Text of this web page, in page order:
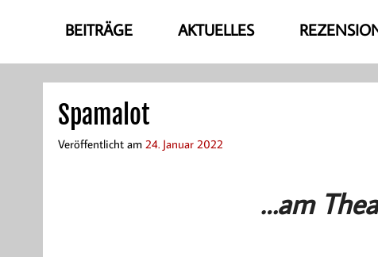
BEITRÄGE AKTUELLES
Spamalot
Veröffentlicht am 24. Januar 2022
…am